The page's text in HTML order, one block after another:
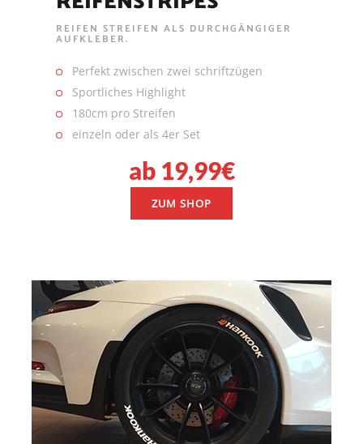
REIFEN STREIFEN ALS DURCHGÄNGIGER
AUFKLEBER.
Perfekt zwischen zwei schriftzügen
Sportliches Highlight
180cm pro Streifen
einzeln oder als 4er Set
ab 19,99€
ZUM SHOP